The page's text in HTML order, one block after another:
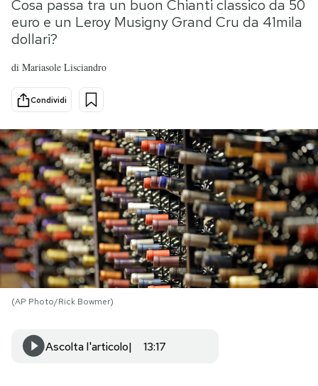
Internet
Scienza
Cultura
Economia
Sport
Ok Boomer!
PODCAST
NEWSLETTER
I MIEI PREFERITI
SHOP
CALENDARIO
Cosa passa tra un buon Chianti classico da 50
euro e un Leroy Musigny Grand Cru da 41mila
dollari?
di Mariasole Lisciandro
Condividi
(AP Photo/Rick Bowmer)
Ascolta l'articolo 13:17